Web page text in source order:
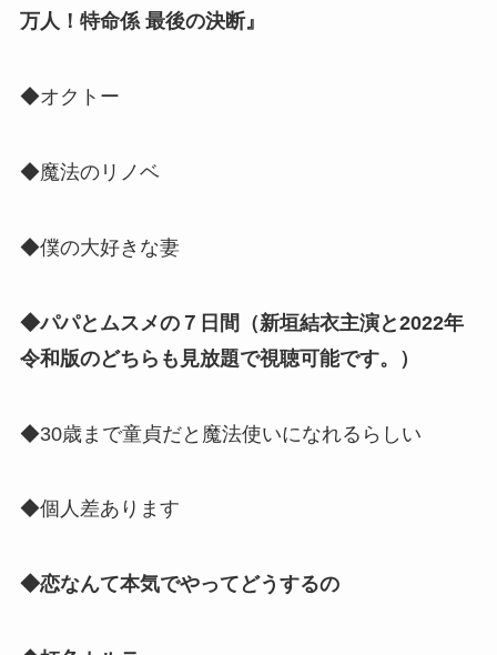
万人！特命係 最後の決断』
◆オクトー
◆魔法のリノベ
◆僕の大好きな妻
◆パパとムスメの７日間（新垣結衣主演と2022年
令和版のどちらも見放題で視聴可能です。）
◆30歳まで童貞だと魔法使いになれるらしい
◆個人差あります
◆恋なんて本気でやってどうするの